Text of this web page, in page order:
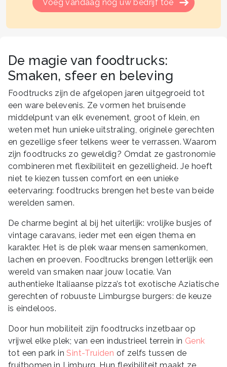
Voeg vandaag nog uw bedrijf toe
De magie van foodtrucks:
Smaken, sfeer en beleving
Foodtrucks zijn de afgelopen jaren uitgegroeid tot
een ware belevenis. Ze vormen het bruisende
middelpunt van elk evenement, groot of klein, en
weten met hun unieke uitstraling, originele gerechten
en gezellige sfeer telkens weer te verrassen. Waarom
zijn foodtrucks zo geweldig? Omdat ze gastronomie
combineren met flexibiliteit en gezelligheid. Je hoeft
niet te kiezen tussen comfort en een unieke
eetervaring: foodtrucks brengen het beste van beide
werelden samen.
De charme begint al bij het uiterlijk: vrolijke busjes of
vintage caravans, ieder met een eigen thema en
karakter. Het is de plek waar mensen samenkomen,
lachen en proeven. Foodtrucks brengen letterlijk een
wereld van smaken naar jouw locatie. Van
authentieke Italiaanse pizza’s tot exotische Aziatische
gerechten of robuuste Limburgse burgers: de keuze
is eindeloos.
Door hun mobiliteit zijn foodtrucks inzetbaar op
vrijwel elke plek; van een industrieel terrein in Genk
tot een park inSint-Truiden of zelfs tussen de